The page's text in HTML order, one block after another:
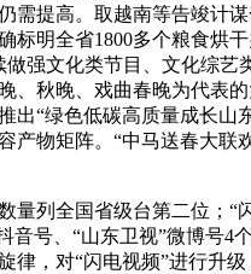
需提高。取越南等告竣计
标明全省1800多个粮食烘
做强文化类节目、文化综艺
、秋晚、戏曲春晚为代表
出“绿色低碳高质量成长山
产物矩阵。“中马送春大联
列全国省级台第二位；“闪
音号、“山东卫视”微博号4
律，对“闪电视频”进行升